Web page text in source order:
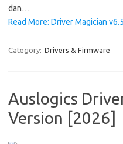
dan…
Read More: Driver Magician
Category: Drivers & Firmware
Auslogics
Version [2026]